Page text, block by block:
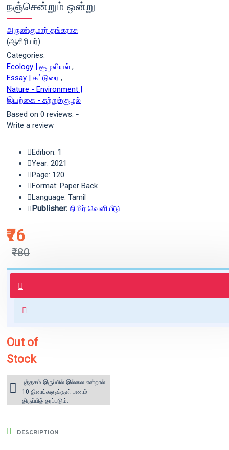
நஞ்சென்றும் ஒன்று
அருண்குமார் தங்கராசு
(ஆசிரியர்)
Categories:
Ecology | சூழலியல் ,
Essay | கட்டுரை ,
Nature - Environment |
இயற்கை - சுற்றுச்சூழல்
Based on 0 reviews. -
Write a review
₹76
₹80
Edition: 1
Year: 2021
Page: 120
Format: Paper Back
Language: Tamil
Publisher: நிமிர் வெளியீடு
புத்தகம் 3 - 7 நாட்களில் அனுப்பி
வைக்கப்படும்.
for orders above ₹1000 within
Out of
Stock
புத்தகம் இருப்பில் இல்லை என்றால்
10 தினங்களுக்குள் பணம்
திருப்பித் தரப்படும்.
DESCRIPTION